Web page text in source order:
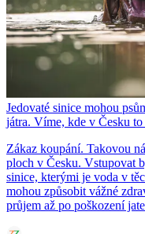
Jedovaté sinice mohou
játra. Víme, kde v Česku
Zákaz koupání. Takovou
ploch v Česku. Vstupovat
sinice, kterými je voda v
mohou způsobit vážné
průjem až po poškození